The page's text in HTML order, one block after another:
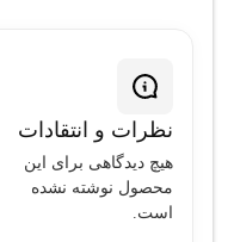
مقرون به صرفه برای
پروژه‌های نظارتی شما به
شمار می‌آید.
نظرات و انتقادات
هیچ دیدگاهی برای این
محصول نوشته نشده
است.